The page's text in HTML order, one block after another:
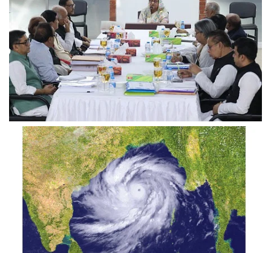
উত্তরবঙ্গের প্রার্থী চূড়ান্ত, বাদ পড়তে পারেন অন্তত ১০ জন